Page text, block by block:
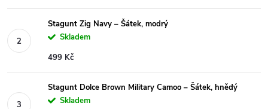
Stagunt Zig Navy – Šátek, modrý
Skladem
499 Kč
Stagunt Dolce Brown Military Camoo – Šátek, hnědý
Skladem